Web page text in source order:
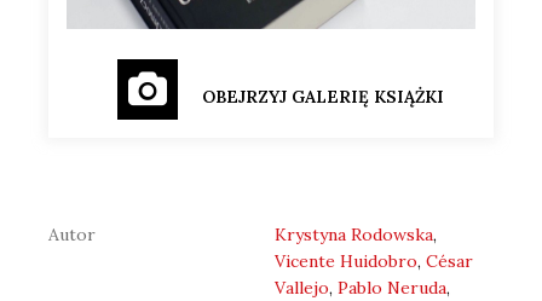
OBEJRZYJ GALERIĘ KSIĄŻKI
Autor Krystyna Rodowska,
Vicente Huidobro,César
Vallejo,Pablo Neruda,